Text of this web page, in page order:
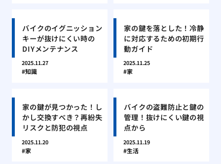
バイクのイグニッション
キーが抜けにくい時の
DIYメンテナンス
2025.11.27
知識
家の鍵を落とした！冷静
に対応するための初期行
動ガイド
2025.11.25
家
家の鍵が見つかった！し
かし交換すべき？再紛失
リスクと防犯の視点
2025.11.20
家
バイクの盗難防止と鍵の
管理！抜けにくい鍵の視
点から
2025.11.19
生活